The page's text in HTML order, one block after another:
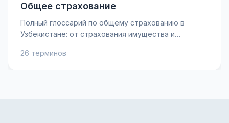
Общее страхование
Полный глоссарий по общему страхованию в
Узбекистане: от страхования имущества и
рисков. Узнайте ключевые термины, такие как
26 терминов